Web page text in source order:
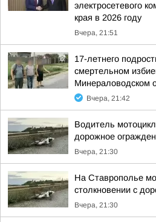
электросетевого
края в 2026 году
Вчера, 21:51
17-летнего
смертельном
Минераловодском
Вчера, 21:42
Водитель
дорожное
Вчера, 21:30
На Ставрополье
столкновении с
Вчера, 21:30